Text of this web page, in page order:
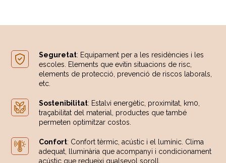
Seguretat: Equipament per a les residències i les
escoles. Elements que evitin situacions de risc,
elements de protecció, prevenció de riscos laborals,
etc.
Sostenibilitat: Estalvi energètic, proximitat, km0,
traçabilitat del material, productes que també
permeten optimitzar costos.
Confort: Confort tèrmic, acústic i el lumínic. Clima
adequat, lluminària que acompanyi i condicionament
acústic que redueixi qualsevol soroll.